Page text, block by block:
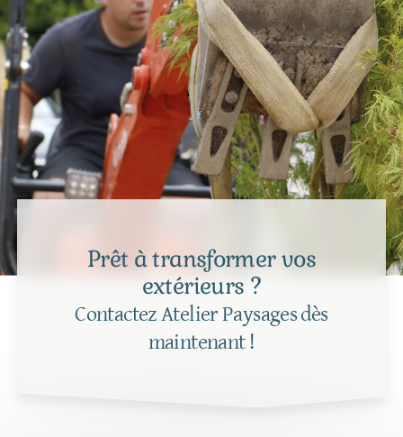
Prêt à transformer vos
extérieurs ?
Contactez Atelier Paysages dès
maintenant !